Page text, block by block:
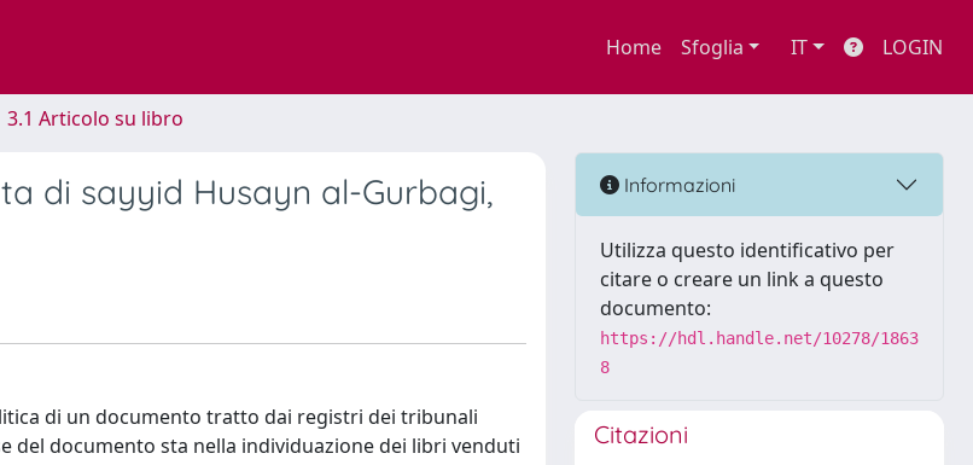
Home Sfoglia IT LOGIN
3.1 Articolo su libro
di sayyid Husayn al-Gurbagi,
di un documento tratto dai registri dei tribunali
del documento sta nella individuazione dei libri venduti
Informazioni
Utilizza questo identificativo per
citare o creare un link a questo
documento:
https://hdl.handle.net/10278/1863
8
Citazioni